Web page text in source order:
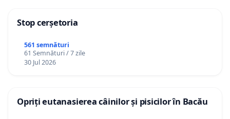
Stop cerșetoria
561 semnături
61 Semnături / 7 zile
30 Jul 2026
Opriți eutanasierea câinilor și pisicilor în Bacău